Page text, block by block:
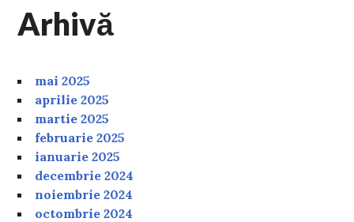
Arhivă
mai 2025
aprilie 2025
martie 2025
februarie 2025
ianuarie 2025
decembrie 2024
noiembrie 2024
octombrie 2024